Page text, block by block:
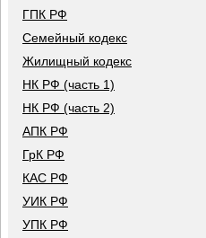
ГПК РФ
Семейный кодекс
Жилищный кодекс
НК РФ (часть 1)
НК РФ (часть 2)
АПК РФ
ГрК РФ
КАС РФ
УИК РФ
УПК РФ